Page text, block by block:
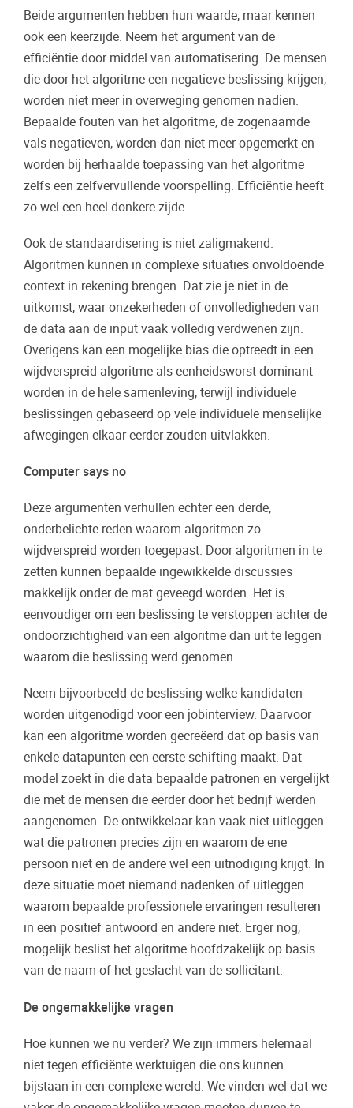
Beide argumenten hebben hun waarde, maar kennen
ook een keerzijde. Neem het argument van de
efficiëntie door middel van automatisering. De mensen
die door het algoritme een negatieve beslissing krijgen,
worden niet meer in overweging genomen nadien.
Bepaalde fouten van het algoritme, de zogenaamde
vals negatieven, worden dan niet meer opgemerkt en
worden bij herhaalde toepassing van het algoritme
zelfs een zelfvervullende voorspelling. Efficiëntie heeft
zo wel een heel donkere zijde.
Ook de standaardisering is niet zaligmakend.
Algoritmen kunnen in complexe situaties onvoldoende
context in rekening brengen. Dat zie je niet in de
uitkomst, waar onzekerheden of onvolledigheden van
de data aan de input vaak volledig verdwenen zijn.
Overigens kan een mogelijke bias die optreedt in een
wijdverspreid algoritme als eenheidsworst dominant
worden in de hele samenleving, terwijl individuele
beslissingen gebaseerd op vele individuele menselijke
afwegingen elkaar eerder zouden uitvlakken.
Computer says no
Deze argumenten verhullen echter een derde,
onderbelichte reden waarom algoritmen zo
wijdverspreid worden toegepast. Door algoritmen in te
zetten kunnen bepaalde ingewikkelde discussies
makkelijk onder de mat geveegd worden. Het is
eenvoudiger om een beslissing te verstoppen achter de
ondoorzichtigheid van een algoritme dan uit te leggen
waarom die beslissing werd genomen.
Neem bijvoorbeeld de beslissing welke kandidaten
worden uitgenodigd voor een jobinterview. Daarvoor
kan een algoritme worden gecreëerd dat op basis van
enkele datapunten een eerste schifting maakt. Dat
model zoekt in die data bepaalde patronen en vergelijkt
die met de mensen die eerder door het bedrijf werden
aangenomen. De ontwikkelaar kan vaak niet uitleggen
wat die patronen precies zijn en waarom de ene
persoon niet en de andere wel een uitnodiging krijgt. In
deze situatie moet niemand nadenken of uitleggen
waarom bepaalde professionele ervaringen resulteren
in een positief antwoord en andere niet. Erger nog,
mogelijk beslist het algoritme hoofdzakelijk op basis
van de naam of het geslacht van de sollicitant.
De ongemakkelijke vragen
Hoe kunnen we nu verder? We zijn immers helemaal
niet tegen efficiënte werktuigen die ons kunnen
bijstaan in een complexe wereld. We vinden wel dat we